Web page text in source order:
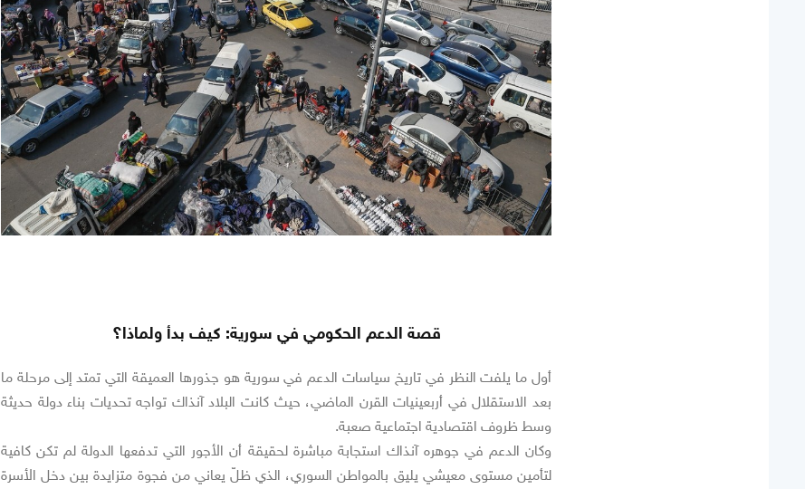
قصة الدعم الحكومي في سورية: كيف بدأ ولماذا؟
أول ما يلفت النظر في تاريخ سياسات الدعم في سورية هو جذورها العميقة التي تمتد إلى مرحلة ما
بعد الاستقلال في أربعينيات القرن الماضي، حيث كانت البلاد آنذاك تواجه تحديات بناء دولة حديثة
وسط ظروف اقتصادية اجتماعية صعبة.
وكان الدعم في جوهره آنذاك استجابة مباشرة لحقيقة أن الأجور التي تدفعها الدولة لم تكن كافية
لتأمين مستوى معيشي يليق بالمواطن السوري، الذي ظلّ يعاني من فجوة متزايدة بين دخل الأسرة